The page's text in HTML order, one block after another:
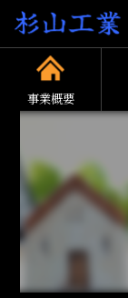
事業概要